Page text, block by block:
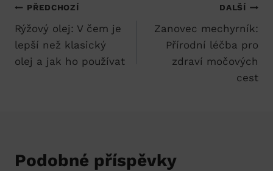
Navigace
pro
příspěvek
PŘEDCHOZÍ
Rýžový olej: V čem je
lepší než klasický
olej a jak ho používat
DALŠÍ
Zanovec mechyrník:
Přírodní léčba pro
zdraví močových
cest
Podobné příspěvky